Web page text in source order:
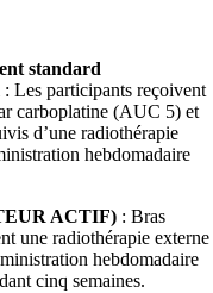
standard
Les participants reçoivent
carboplatine (AUC 5) et
d’une radiothérapie
hebdomadaire
ACTIF) : Bras
une radiothérapie externe
hebdomadaire
cinq semaines.